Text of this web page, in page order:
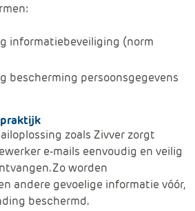
informatiebeveiliging (norm
bescherming persoonsgegevens
zoals Zivver zorgt
e-mails eenvoudig en veilig
Zo worden
andere gevoelige informatie vóór,
beschermd.